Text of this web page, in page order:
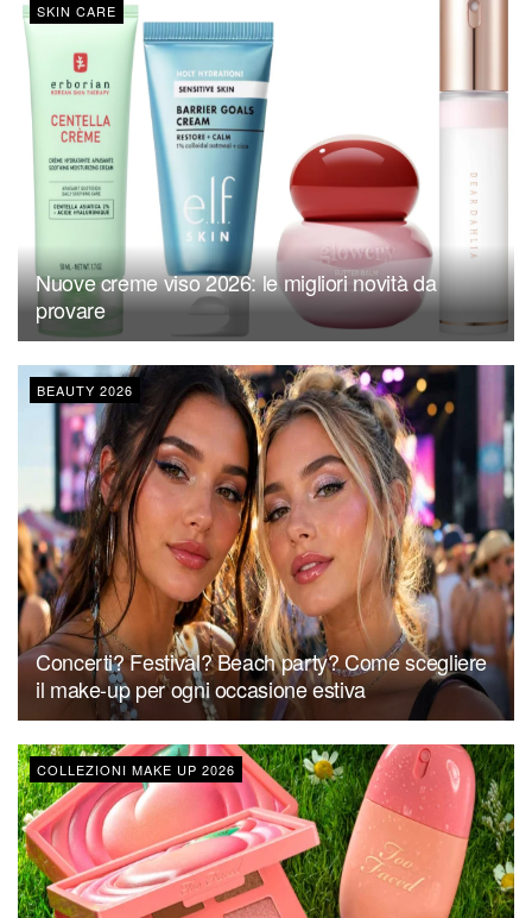
SKIN CARE
Nuove creme viso 2026: le migliori novità da
provare
BEAUTY 2026
Concerti? Festival? Beach party? Come scegliere
il make-up per ogni occasione estiva
COLLEZIONI MAKE UP 2026